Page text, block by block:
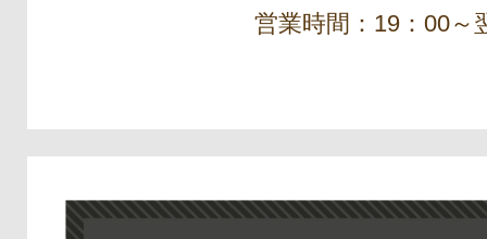
営業時間：19：00～